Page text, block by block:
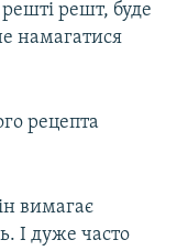
решт, буде
намагатися
рецепта
вимагає
І дуже часто